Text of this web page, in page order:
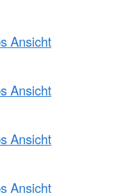
Ansicht
Ansicht
Ansicht
Ansicht